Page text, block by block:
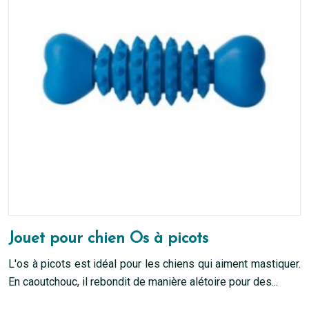
choisies
sur
la
Jouet pour chien Os à picots
L'os à picots est idéal pour les chiens qui aiment mastiquer.
En caoutchouc, il rebondit de manière alétoire pour des...